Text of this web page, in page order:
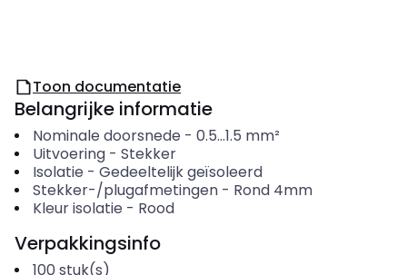
Toon documentatie
Belangrijke informatie
Nominale doorsnede - 0.5...1.5 mm²
Uitvoering- Stekker
Isolatie - Gedeeltelijk geïsoleerd
Stekker-/plugafmetingen- Rond 4mm
Kleur isolatie - Rood
Verpakkingsinfo
100 stuk(s)